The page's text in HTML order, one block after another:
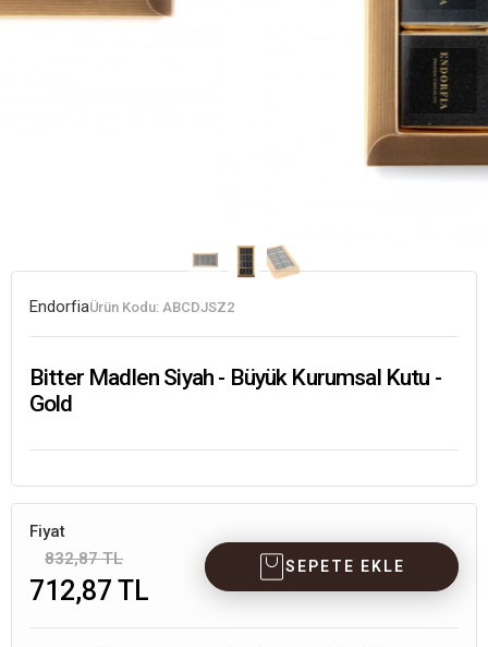
EndorfiaÜrün Kodu: ABCDJSZ2
Bitter Madlen Siyah - Büyük Kurumsal Kutu -
Gold
Fiyat
832,87 TL
712,87 TL
SEPETE EKLE